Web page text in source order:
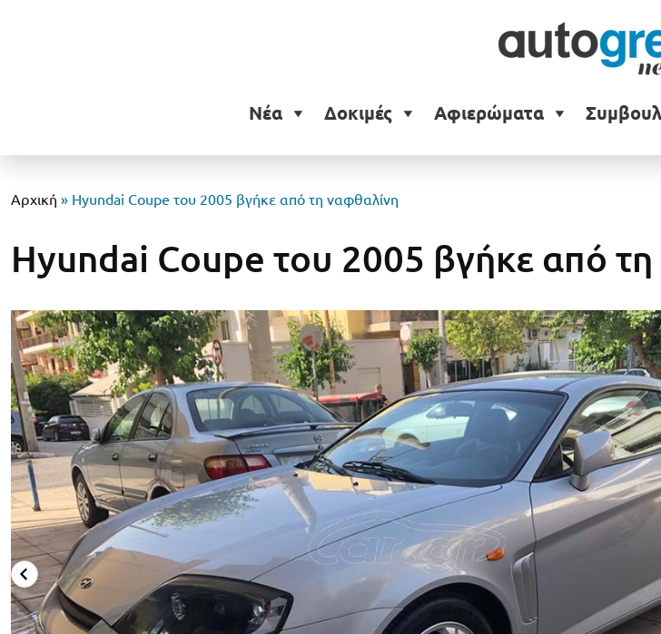
Νέα Δοκιμές Αφιερώματα
Αρχική » Hyundai Coupe του 2005 βγήκε από τη ναφθαλίνη
Hyundai Coupe του 2005 βγήκε από